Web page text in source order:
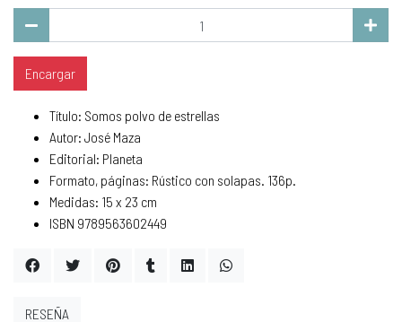
Encargar
Título: Somos polvo de estrellas
Autor: José Maza
Editorial: Planeta
Formato, páginas: Rústico con solapas. 136p.
Medidas: 15 x 23 cm
ISBN 9789563602449
RESEÑA